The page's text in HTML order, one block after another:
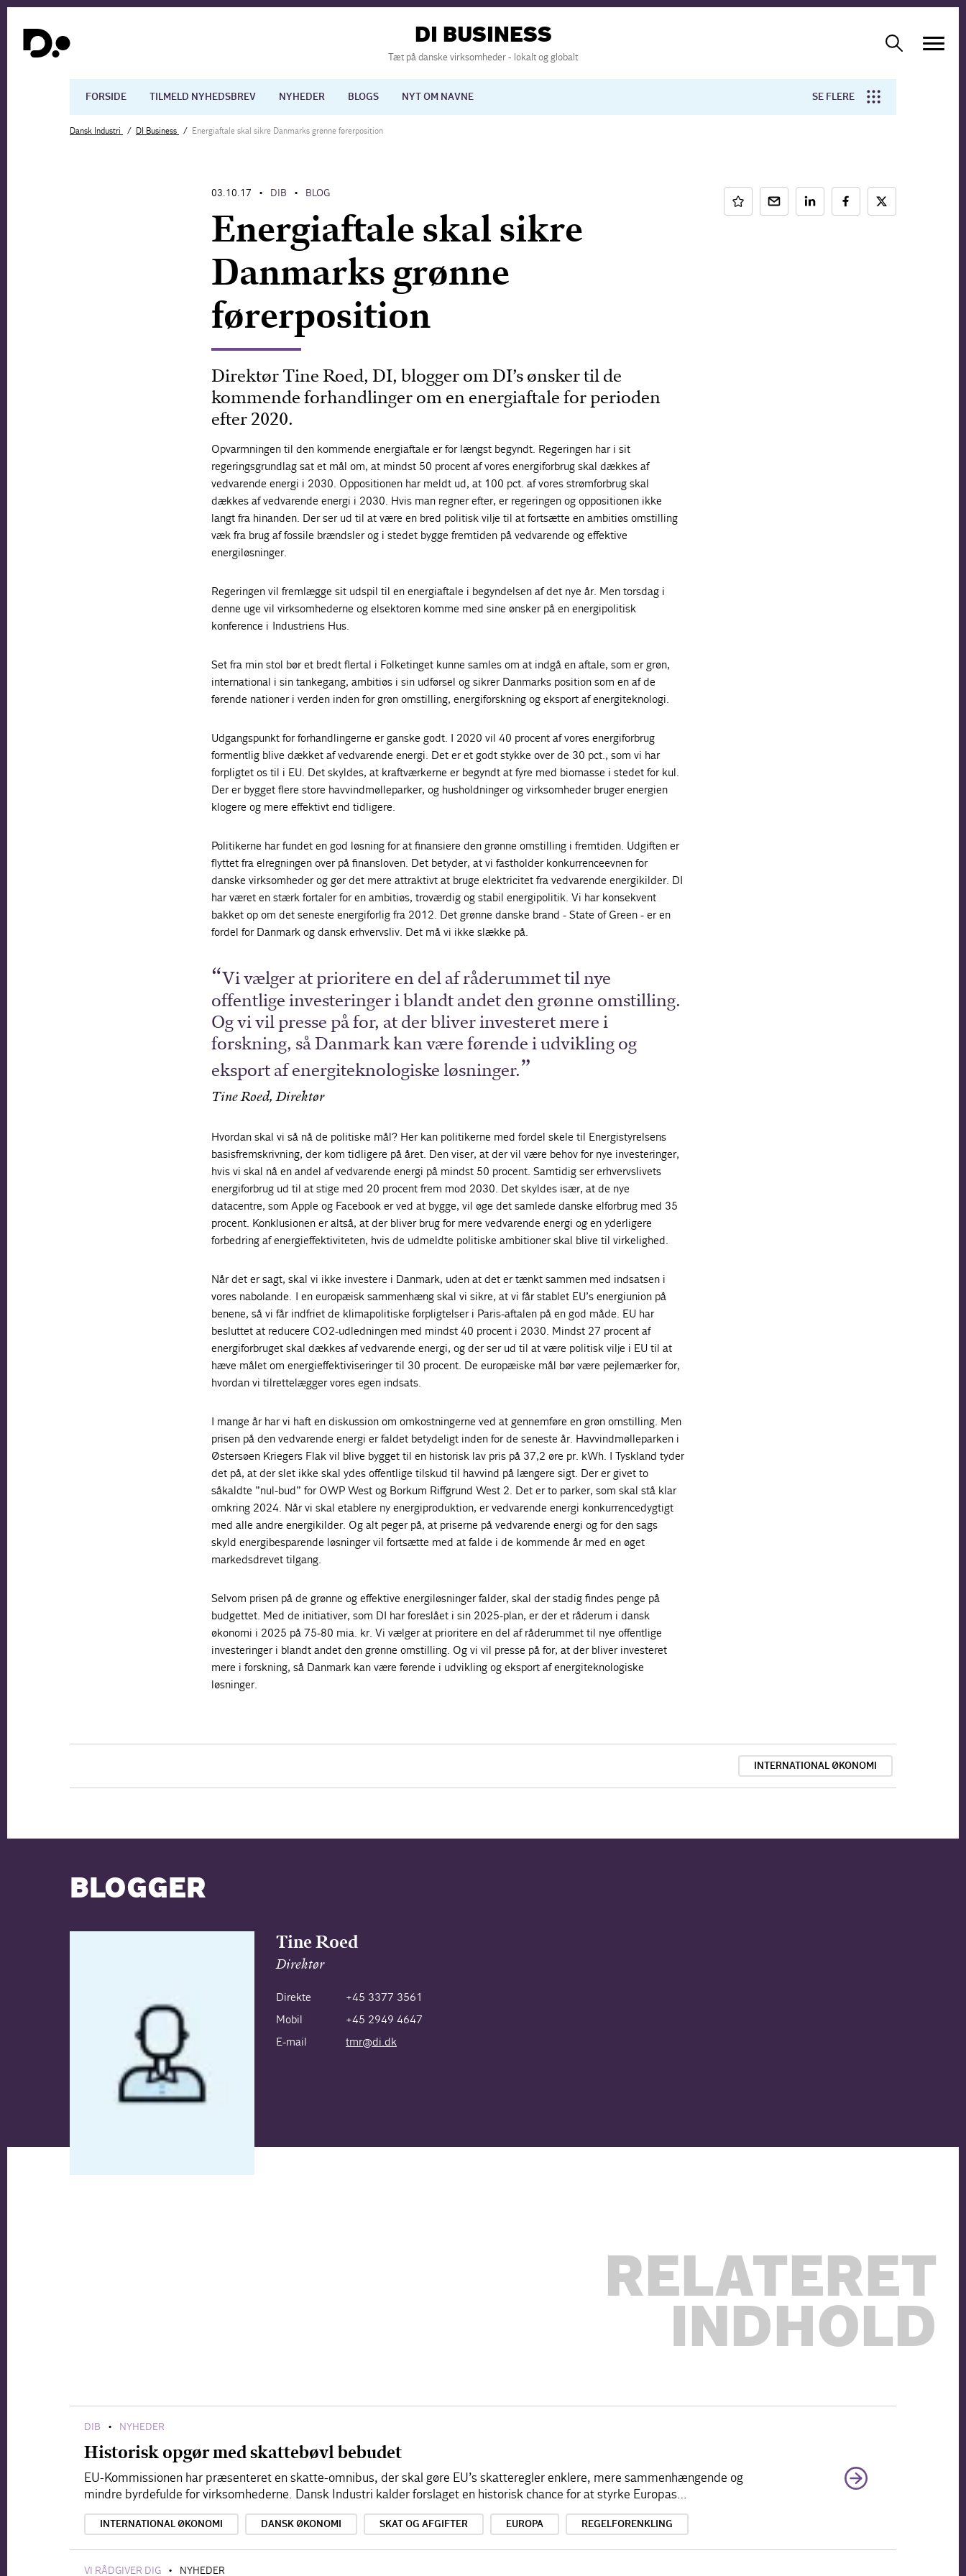
DI BUSINESS
Tæt på danske virksomheder - lokalt og globalt
FORSIDE TILMELD NYHEDSBREV NYHEDER BLOGS NYT OM NAVNE SE FLERE
Forskning
Dansk Industri DI Business Energiaftale skal sikre Danmarks grønne førerposition
03.10.17 • DIB • BLOG
Energiaftale skal sikre
Danmarks grønne
førerposition
Direktør Tine Roed, DI, blogger om DI’s ønsker til de
kommende forhandlinger om en energiaftale for perioden
efter 2020.
Opvarmningen til den kommende energiaftale er for længst begyndt. Regeringen har i sit
regeringsgrundlag sat et mål om, at mindst 50 procent af vores energiforbrug skal dækkes af
vedvarende energi i 2030. Oppositionen har meldt ud, at 100 pct. af vores strømforbrug skal
dækkes af vedvarende energi i 2030. Hvis man regner efter, er regeringen og oppositionen ikke
langt fra hinanden. Der ser ud til at være en bred politisk vilje til at fortsætte en ambitiøs omstilling
væk fra brug af fossile brændsler og i stedet bygge fremtiden på vedvarende og effektive
energiløsninger.
Regeringen vil fremlægge sit udspil til en energiaftale i begyndelsen af det nye år. Men torsdag i
denne uge vil virksomhederne og elsektoren komme med sine ønsker på en energipolitisk
konference i Industriens Hus.
Set fra min stol bør et bredt flertal i Folketinget kunne samles om at indgå en aftale, som er grøn,
international i sin tankegang, ambitiøs i sin udførsel og sikrer Danmarks position som en af de
førende nationer i verden inden for grøn omstilling, energiforskning og eksport af energiteknologi.
Udgangspunkt for forhandlingerne er ganske godt. I 2020 vil 40 procent af vores energiforbrug
formentlig blive dækket af vedvarende energi. Det er et godt stykke over de 30 pct., som vi har
forpligtet os til i EU. Det skyldes, at kraftværkerne er begyndt at fyre med biomasse i stedet for kul.
Der er bygget flere store havvindmølleparker, og husholdninger og virksomheder bruger energien
klogere og mere effektivt end tidligere.
Politikerne har fundet en god løsning for at finansiere den grønne omstilling i fremtiden. Udgiften er
flyttet fra elregningen over på finansloven. Det betyder, at vi fastholder konkurrenceevnen for
danske virksomheder og gør det mere attraktivt at bruge elektricitet fra vedvarende energikilder. DI
har været en stærk fortaler for en ambitiøs, troværdig og stabil energipolitik. Vi har konsekvent
bakket op om det seneste energiforlig fra 2012. Det grønne danske brand - State of Green - er en
fordel for Danmark og dansk erhvervsliv. Det må vi ikke slække på.
Vi vælger at prioritere en del af råderummet til nye
offentlige investeringer i blandt andet den grønne omstilling.
Og vi vil presse på for, at der bliver investeret mere i
forskning, så Danmark kan være førende i udvikling og
eksport af energiteknologiske løsninger.
Tine Roed, Direktør
Hvordan skal vi så nå de politiske mål? Her kan politikerne med fordel skele til Energistyrelsens
basisfremskrivning, der kom tidligere på året. Den viser, at der vil være behov for nye investeringer,
hvis vi skal nå en andel af vedvarende energi på mindst 50 procent. Samtidig ser erhvervslivets
energiforbrug ud til at stige med 20 procent frem mod 2030. Det skyldes især, at de nye
datacentre, som Apple og Facebook er ved at bygge, vil øge det samlede danske elforbrug med 35
procent. Konklusionen er altså, at der bliver brug for mere vedvarende energi og en yderligere
forbedring af energieffektiviteten, hvis de udmeldte politiske ambitioner skal blive til virkelighed.
Når det er sagt, skal vi ikke investere i Danmark, uden at det er tænkt sammen med indsatsen i
vores nabolande. I en europæisk sammenhæng skal vi sikre, at vi får stablet EU’s energiunion på
benene, så vi får indfriet de klimapolitiske forpligtelser i Paris-aftalen på en god måde. EU har
besluttet at reducere CO2-udledningen med mindst 40 procent i 2030. Mindst 27 procent af
energiforbruget skal dækkes af vedvarende energi, og der ser ud til at være politisk vilje i EU til at
hæve målet om energieffektiviseringer til 30 procent. De europæiske mål bør være pejlemærker for,
hvordan vi tilrettelægger vores egen indsats.
I mange år har vi haft en diskussion om omkostningerne ved at gennemføre en grøn omstilling. Men
prisen på den vedvarende energi er faldet betydeligt inden for de seneste år. Havvindmølleparken i
Østersøen Kriegers Flak vil blive bygget til en historisk lav pris på 37,2 øre pr. kWh. I Tyskland tyder
det på, at der slet ikke skal ydes offentlige tilskud til havvind på længere sigt. Der er givet to
såkaldte ”nul-bud” for OWP West og Borkum Riffgrund West 2. Det er to parker, som skal stå klar
omkring 2024. Når vi skal etablere ny energiproduktion, er vedvarende energi konkurrencedygtigt
med alle andre energikilder. Og alt peger på, at priserne på vedvarende energi og for den sags
skyld energibesparende løsninger vil fortsætte med at falde i de kommende år med en øget
markedsdrevet tilgang.
Selvom prisen på de grønne og effektive energiløsninger falder, skal der stadig findes penge på
budgettet. Med de initiativer, som DI har foreslået i sin 2025-plan, er der et råderum i dansk
økonomi i 2025 på 75-80 mia. kr. Vi vælger at prioritere en del af råderummet til nye offentlige
investeringer i blandt andet den grønne omstilling. Og vi vil presse på for, at der bliver investeret
mere i forskning, så Danmark kan være førende i udvikling og eksport af energiteknologiske
løsninger.
INTERNATIONAL ØKONOMI
BLOGGER
Tine Roed
Direktør
Direkte
+45 3377 3561
Mobil
+45 2949 4647
E-mail
tmr@di.dk
RELATERET
INDHOLD
DIB • NYHEDER
Historisk opgør med skattebøvl bebudet
EU-Kommissionen har præsenteret en skatte-omnibus, der skal gøre EU’s skatteregler enklere, mere sammenhængende og
mindre byrdefulde for virksomhederne. Dansk Industri kalder forslaget en historisk chance for at styrke Europas…
INTERNATIONAL ØKONOMI DANSK ØKONOMI SKAT OG AFGIFTER EUROPA REGELFORENKLING
VI RÅDGIVER DIG • NYHEDER